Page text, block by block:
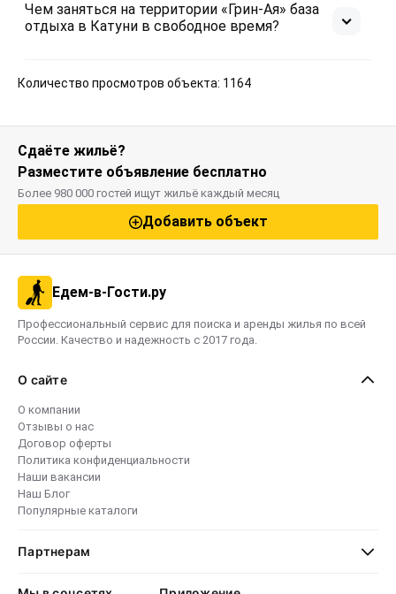
Чем заняться на территории «Грин-Ая» база
отдыха в Катуни в свободное время?
Количество просмотров объекта: 1164
Сдаёте жильё?
Разместите объявление бесплатно
Более 980 000 гостей ищут жильё каждый месяц
Добавить объект
Едем-в-Гости.ру
Профессиональный сервис для поиска и аренды жилья по всей
России. Качество и надежность с 2017 года.
О сайте
О компании
Отзывы о нас
Договор оферты
Политика конфиденциальности
Наши вакансии
Наш Блог
Популярные каталоги
Партнерам